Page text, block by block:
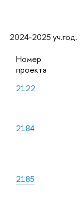
2024-2025 уч.год.
Номер
проекта
2122
2184
2185